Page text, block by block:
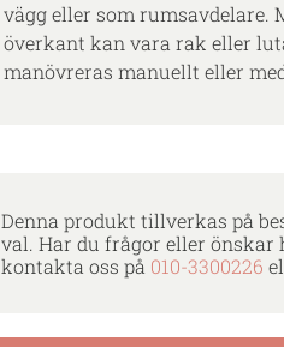
vägg eller som rumsavdelare.
överkant kan vara rak eller
manövreras manuellt eller
Denna produkt tillverkas på
val. Har du frågor eller
kontakta oss på 010-3300226